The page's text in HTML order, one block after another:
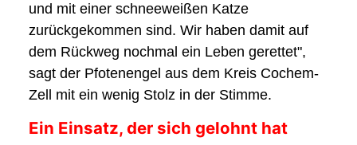
und mit einer schneeweißen Katze
zurückgekommen sind. Wir haben damit auf
dem Rückweg nochmal ein Leben gerettet",
sagt der Pfotenengel aus dem Kreis Cochem-
Zell mit ein wenig Stolz in der Stimme.
Ein Einsatz, der sich gelohnt hat